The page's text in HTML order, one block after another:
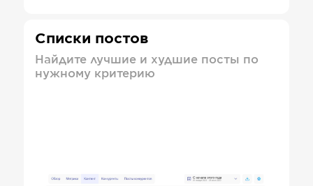
Списки постов
Найдите лучшие и худшие посты по
нужному критерию